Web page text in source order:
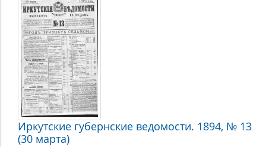
Иркутские губернские ведомости. 1894, № 13
(30 марта)